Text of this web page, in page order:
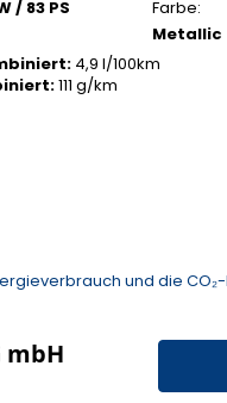
/ 83 PS Farbe:
Metallic
4,9 l/100km
111 g/km
und die
mbH